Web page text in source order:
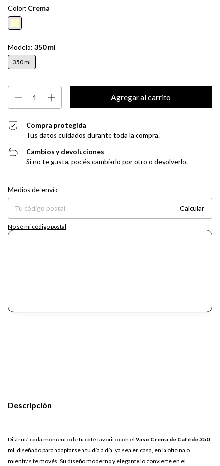
Color: Crema
Modelo: 350 ml
350 ml
Compra protegida
Tus datos cuidados durante toda la compra.
Cambios y devoluciones
Si no te gusta, podés cambiarlo por otro o devolverlo.
Entregas para el CP:
Medios de envío
Calcular
No sé mi código postal
Descripción
Disfrutá cada momento de tu café favorito con el Vaso Crema de Café de 350
ml, diseñado para adaptarse a tu día a día, ya sea en casa, en la oficina o
mientras te movés. Su diseño moderno y elegante lo convierte en el